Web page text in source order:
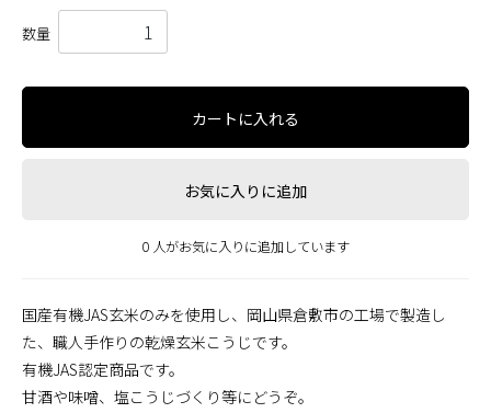
数量
カートに入れる
お気に入りに追加
0 人がお気に入りに追加しています
国産有機JAS玄米のみを使用し、岡山県倉敷市の工場で製造し
た、職人手作りの乾燥玄米こうじです。
有機JAS認定商品です。
甘酒や味噌、塩こうじづくり等にどうぞ。